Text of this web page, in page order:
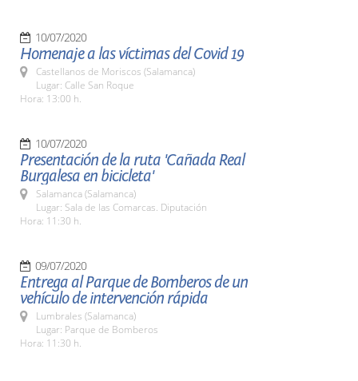
10/07/2020
Homenaje a las víctimas del Covid 19
Castellanos de Moriscos (Salamanca)
Lugar: Calle San Roque
Hora: 13:00 h.
10/07/2020
Presentación de la ruta 'Cañada Real
Burgalesa en bicicleta'
Salamanca (Salamanca)
Lugar: Sala de las Comarcas. Diputación
Hora: 11:30 h.
09/07/2020
Entrega al Parque de Bomberos de un
vehículo de intervención rápida
Lumbrales (Salamanca)
Lugar: Parque de Bomberos
Hora: 11:30 h.